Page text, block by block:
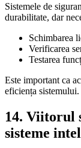
Sistemele de
durabilitate, dar
Schimbarea
Verificarea
Testarea
Este important ca
eficiența sistemului.
14. Viitorul
sisteme